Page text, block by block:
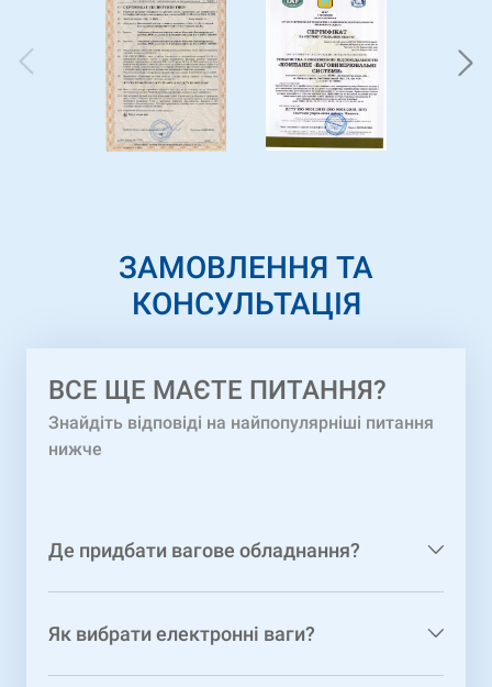
ЗАМОВЛЕННЯ ТА
КОНСУЛЬТАЦІЯ
ВCЕ ЩЕ МАЄТЕ ПИТАННЯ?
Знайдіть відповіді на найпопулярніші питання
нижче
Де придбати вагове обладнання?
Як вибрати електронні ваги?